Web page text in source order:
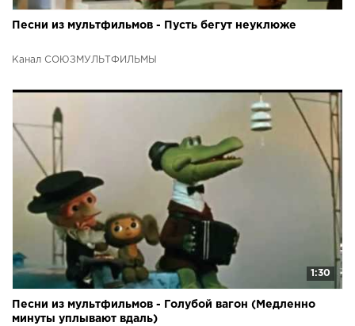
Песни из мультфильмов - Пусть бегут неуклюже
Канал СОЮЗМУЛЬТФИЛЬМЫ
1:30
Песни из мультфильмов - Голубой вагон (Медленно
минуты уплывают вдаль)